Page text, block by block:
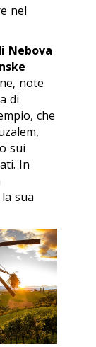
nel
Nebova
note
di
che
sui
In
sua